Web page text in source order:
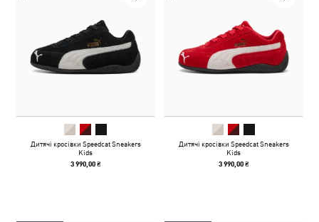
Дитячі кросівки Speedcat Sneakers
Kids
3 990,00 ₴
Дитячі кросівки Speedcat Sneakers
Kids
3 990,00 ₴